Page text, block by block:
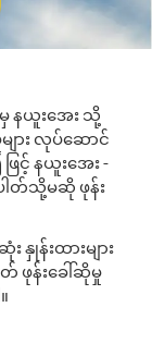
နယူးအေး သို့
ား လုပ်ဆောင်
ြင့် နယူးအေး -
တ်သို့မဆို ဖုန်း
န်းထားများ
ဖုန်းခေါ်ဆိုမှု